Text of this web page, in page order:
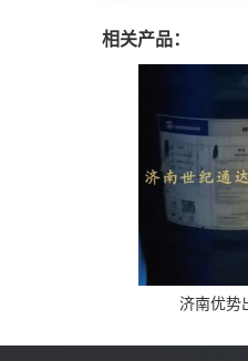
相关产品：
济南优势